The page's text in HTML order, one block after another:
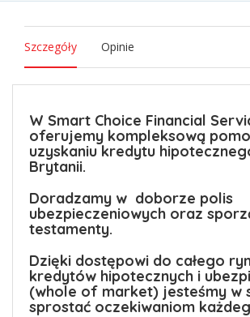
Szczegóły Opinie
W Smart Choice Financial
oferujemy kompleksową
uzyskaniu kredytu
Brytanii.
Doradzamy w doborze polis
ubezpieczeniowych oraz
testamenty.
Dzięki dostępowi do całego
kredytów hipotecznych i
(whole of market) jesteśmy w
sprostać oczekiwaniom